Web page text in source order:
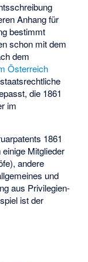
Anhang für
bestimmt
schon mit dem
dem
Österreich
die 1861
im
1861
Mitglieder
andere
und
aus Privilegien-
ist der